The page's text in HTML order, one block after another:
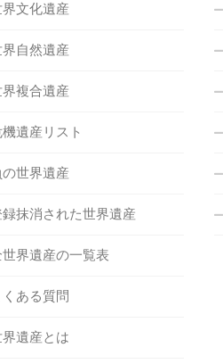
文化遺産
自然遺産
複合遺産
遺産リスト
世界遺産
録抹消された世界遺産
世界遺産の一覧表
ある質問
遺産とは